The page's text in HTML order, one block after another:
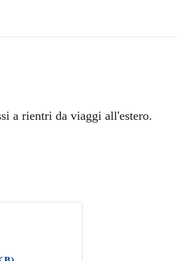
a rientri da viaggi all'estero.